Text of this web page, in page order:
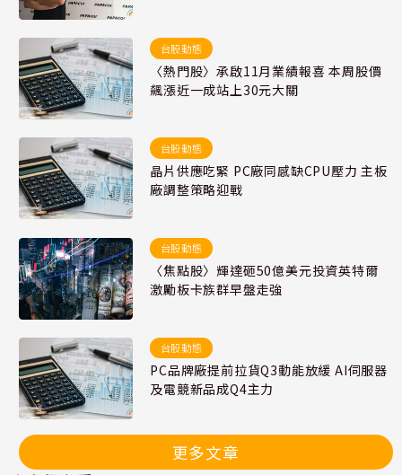
台股動態
〈熱門股〉承啟11月業績報喜 本周股價
飆漲近一成站上30元大關
台股動態
晶片供應吃緊 PC廠同感缺CPU壓力 主板
廠調整策略迎戰
台股動態
〈焦點股〉輝達砸50億美元投資英特爾
激勵板卡族群早盤走強
台股動態
PC品牌廠提前拉貨Q3動能放緩 AI伺服器
及電競新品成Q4主力
更多文章